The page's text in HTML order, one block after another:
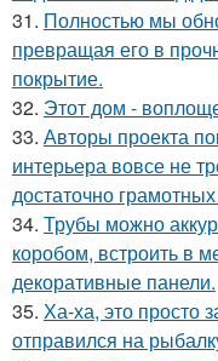
31. Полностью мы
превращая его в
покрытие.
32. Этот дом -
33. Авторы проекта
интерьера вовсе не
достаточно
34. Трубы можно
коробом, встроить в
декоративные панели.
35. Ха-ха, это просто
отправился на